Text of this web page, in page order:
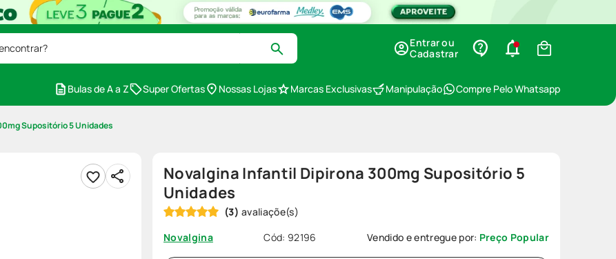
Entrar ou
Cadastrar
Bulas de A a Z Super Ofertas Nossas Lojas Marcas Exclusivas Manipulação Compre Pelo Whatsapp
Supositório 5 Unidades
Novalgina Infantil Dipirona 300mg Supositório 5
Unidades
(3)
Novalgina
Cód: 92196 Vendido e entregue por: Preço Popular